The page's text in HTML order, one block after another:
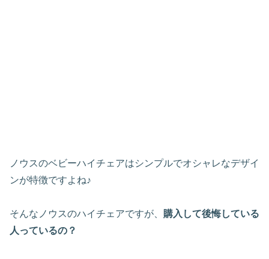
ノウスのベビーハイチェアはシンプルでオシャレなデザイ
ンが特徴ですよね♪
そんなノウスのハイチェアですが、 購入して後悔している
人っているの？